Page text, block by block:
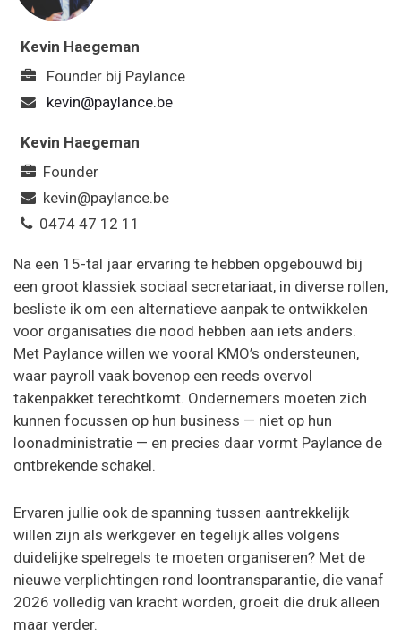
Kevin Haegeman
Founder bij Paylance
kevin@paylance.be
Kevin Haegeman
Founder
kevin@paylance.be
0474 47 12 11
Na een 15-tal jaar ervaring te hebben opgebouwd bij
een groot klassiek sociaal secretariaat, in diverse rollen,
besliste ik om een alternatieve aanpak te ontwikkelen
voor organisaties die nood hebben aan iets anders.
Met Paylance willen we vooral KMO’s ondersteunen,
waar payroll vaak bovenop een reeds overvol
takenpakket terechtkomt. Ondernemers moeten zich
kunnen focussen op hun business — niet op hun
loonadministratie — en precies daar vormt Paylance de
ontbrekende schakel.
Ervaren jullie ook de spanning tussen aantrekkelijk
willen zijn als werkgever en tegelijk alles volgens
duidelijke spelregels te moeten organiseren? Met de
nieuwe verplichtingen rond loontransparantie, die vanaf
2026 volledig van kracht worden, groeit die druk alleen
maar verder.